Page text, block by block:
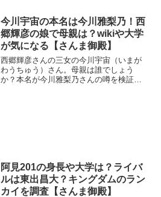
今川宇宙の本名は今川雅梨乃！西
郷輝彦の娘で母親は？wikiや大学
が気になる【さんま御殿】
西郷輝彦さんの三女の今川宇宙（いまが
わうちゅう）さん。母親は誰でしょう
か？本名が今川雅梨乃さんの噂を検証し
阿見201の身長や大学は？ライバ
ルは東出昌大？キングダムのラン
カイを調査【さんま御殿】